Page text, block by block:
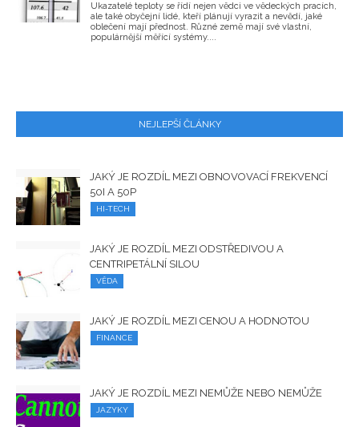
Ukazatelé teploty se řídí nejen vědci ve vědeckých pracích,
ale také obyčejní lidé, kteří plánují vyrazit a nevědí, jaké
oblečení mají přednost. Různé země mají své vlastní,
populárnější měřící systémy....
NEJLEPŠÍ ČLÁNKY
JAKÝ JE ROZDÍL MEZI OBNOVOVACÍ FREKVENCÍ
50I A 50P
HI-TECH
JAKÝ JE ROZDÍL MEZI ODSTŘEDIVOU A
CENTRIPETÁLNÍ SILOU
VĚDA
JAKÝ JE ROZDÍL MEZI CENOU A HODNOTOU
FINANCE
JAKÝ JE ROZDÍL MEZI NEMŮŽE NEBO NEMŮŽE
JAZYKY